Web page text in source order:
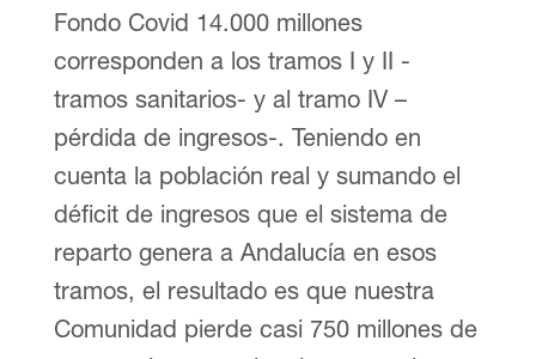
Fondo Covid 14.000 millones
corresponden a los tramos I y II -
tramos sanitarios- y al tramo IV –
pérdida de ingresos-. Teniendo en
cuenta la población real y sumando el
déficit de ingresos que el sistema de
reparto genera a Andalucía en esos
tramos, el resultado es que nuestra
Comunidad pierde casi 750 millones de